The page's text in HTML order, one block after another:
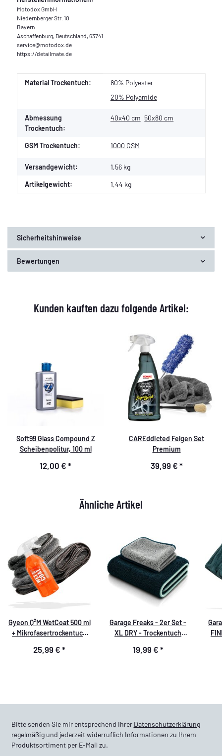
Motodox GmbH
Niedernberger Str. 10
Bayern
Aschaffenburg, Deutschland, 63741
service@motodox.de
https://detailmate.de
Produkteigenschaft
Wert
Material Trockentuch:
80% Polyester
20% Polyamide
Abmessung
Trockentuch:
40x40 cm 50x80 cm
GSM Trockentuch: 1000 GSM
Versandgewicht: 1,56 kg
Artikelgewicht: 1,44 kg
Sicherheitshinweise
Bewertungen
Kunden kauften dazu folgende Artikel:
Soft99 Glass Compound Z
Scheibenpolitur, 100 ml
12,00 € *
CAREddicted Felgen Set
Premium
39,99 € *
Ähnliche Artikel
Gyeon Q²M WetCoat 500 ml
+ Mikrofasertrockentuch
GSM, dunkel grau
25,99 € *
Garage Freaks - 2er Set -
XL DRY - Trockentuch
GSM
19,99 € *
Bitte senden Sie mir entsprechend Ihrer Datenschutzerklärung
regelmäßig und jederzeit widerruflich Informationen zu Ihrem
Produktsortiment per E-Mail zu.